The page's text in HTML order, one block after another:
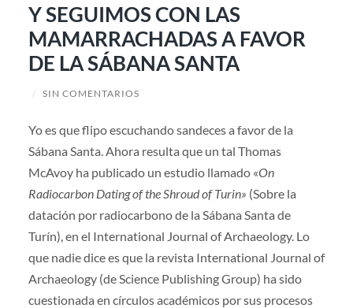
Y SEGUIMOS CON LAS
MAMARRACHADAS A FAVOR
DE LA SÁBANA SANTA
/ SIN COMENTARIOS
Yo es que flipo escuchando sandeces a favor de la
Sábana Santa. Ahora resulta que un tal Thomas
McAvoy ha publicado un estudio llamado «On
Radiocarbon Dating of the Shroud of Turin» (Sobre la
datación por radiocarbono de la Sábana Santa de
Turín), en el International Journal of Archaeology. Lo
que nadie dice es que la revista International Journal of
Archaeology (de Science Publishing Group) ha sido
cuestionada en círculos académicos por sus procesos